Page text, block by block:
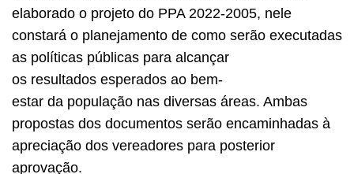
elaborado o projeto do PPA 2022-2005, nele
constará o planejamento de como serão executadas
as políticas públicas para alcançar
os resultados esperados ao bem-
estar da população nas diversas áreas. Ambas
propostas dos documentos serão encaminhadas à
apreciação dos vereadores para posterior
aprovação.